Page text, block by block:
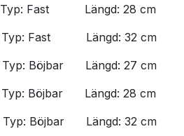
​Typ: Fast
​Längd: 28 cm
​Typ: Fast
​Längd: 32 cm
​Typ: Böjbar
​Längd: 27 cm
​Typ: Böjbar
​Längd: 28 cm
​Typ: Böjbar ​Längd: 32 cm